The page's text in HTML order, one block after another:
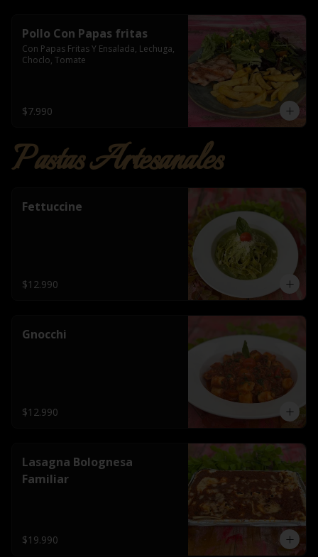
Pollo Con Papas fritas
Con Papas Fritas Y Ensalada, Lechuga,
Choclo, Tomate
$7.990
Pastas Artesanales
Fettuccine
$12.990
Gnocchi
$12.990
Lasagna Bolognesa
Familiar
$19.990